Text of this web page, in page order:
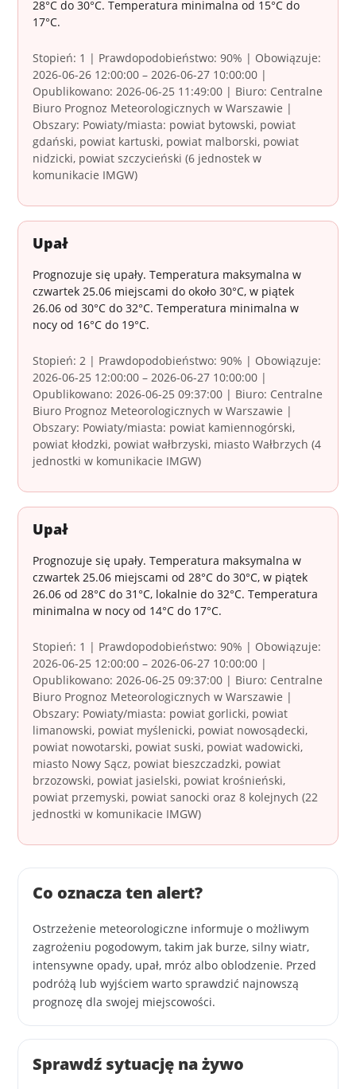
28°C do 30°C. Temperatura minimalna od 15°C do
17°C.
Stopień: 1 | Prawdopodobieństwo: 90% | Obowiązuje:
2026-06-26 12:00:00 – 2026-06-27 10:00:00 |
Opublikowano: 2026-06-25 11:49:00 | Biuro: Centralne
Biuro Prognoz Meteorologicznych w Warszawie |
Obszary: Powiaty/miasta: powiat bytowski, powiat
gdański, powiat kartuski, powiat malborski, powiat
nidzicki, powiat szczycieński (6 jednostek w
komunikacie IMGW)
Upał
Prognozuje się upały. Temperatura maksymalna w
czwartek 25.06 miejscami do około 30°C, w piątek
26.06 od 30°C do 32°C. Temperatura minimalna w
nocy od 16°C do 19°C.
Stopień: 2 | Prawdopodobieństwo: 90% | Obowiązuje:
2026-06-25 12:00:00 – 2026-06-27 10:00:00 |
Opublikowano: 2026-06-25 09:37:00 | Biuro: Centralne
Biuro Prognoz Meteorologicznych w Warszawie |
Obszary: Powiaty/miasta: powiat kamiennogórski,
powiat kłodzki, powiat wałbrzyski, miasto Wałbrzych (4
jednostki w komunikacie IMGW)
Upał
Prognozuje się upały. Temperatura maksymalna w
czwartek 25.06 miejscami od 28°C do 30°C, w piątek
26.06 od 28°C do 31°C, lokalnie do 32°C. Temperatura
minimalna w nocy od 14°C do 17°C.
Stopień: 1 | Prawdopodobieństwo: 90% | Obowiązuje:
2026-06-25 12:00:00 – 2026-06-27 10:00:00 |
Opublikowano: 2026-06-25 09:37:00 | Biuro: Centralne
Biuro Prognoz Meteorologicznych w Warszawie |
Obszary: Powiaty/miasta: powiat gorlicki, powiat
limanowski, powiat myślenicki, powiat nowosądecki,
powiat nowotarski, powiat suski, powiat wadowicki,
miasto Nowy Sącz, powiat bieszczadzki, powiat
brzozowski, powiat jasielski, powiat krośnieński,
powiat przemyski, powiat sanocki oraz 8 kolejnych (22
jednostki w komunikacie IMGW)
Co oznacza ten alert?
Ostrzeżenie meteorologiczne informuje o możliwym
zagrożeniu pogodowym, takim jak burze, silny wiatr,
intensywne opady, upał, mróz albo oblodzenie. Przed
podróżą lub wyjściem warto sprawdzić najnowszą
prognozę dla swojej miejscowości.
Sprawdź sytuację na żywo